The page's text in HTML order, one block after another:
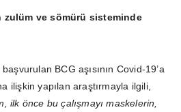
zulüm ve sömürü sisteminde
BCG aşısının Covid-19’a
ilişkin yapılan araştırmayla ilgili,
ilk önce bu çalışmayı maskelerin,